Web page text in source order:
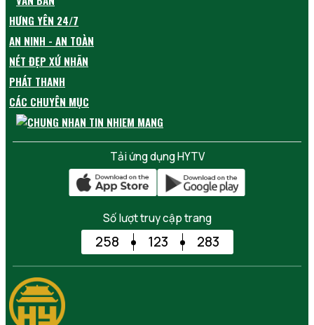
HƯNG YÊN 24/7
AN NINH - AN TOÀN
NÉT ĐẸP XỨ NHÃN
PHÁT THANH
CÁC CHUYÊN MỤC
Tải ứng dụng HYTV
Số lượt truy cập trang
258 123 283